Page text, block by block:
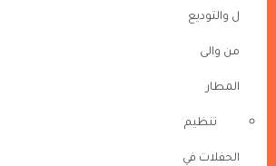
ل والتوديع
من والى
المطار
تنظيم
الحفلات في